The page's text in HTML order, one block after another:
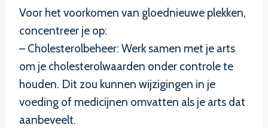
Voor het voorkomen van gloednieuwe plekken,
concentreer je op:
– Cholesterolbeheer: Werk samen met je arts
om je cholesterolwaarden onder controle te
houden. Dit zou kunnen wijzigingen in je
voeding of medicijnen omvatten als je arts dat
aanbeveelt.